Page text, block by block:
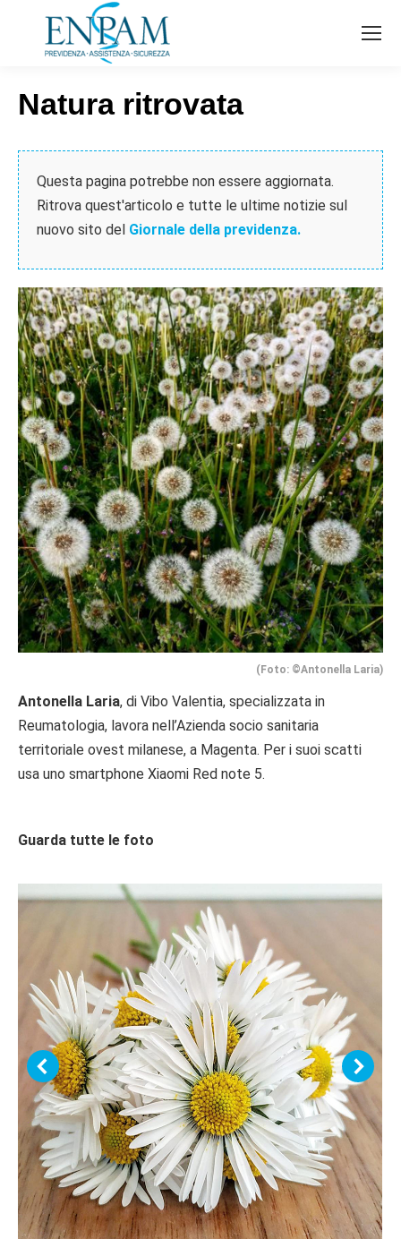
Natura ritrovata
Questa pagina potrebbe non essere aggiornata.
Ritrova quest'articolo e tutte le ultime notizie sul
nuovo sito del Giornale della previdenza.
(Foto: ©Antonella Laria)
Antonella Laria, di Vibo Valentia, specializzata in
Reumatologia, lavora nell’Azienda socio sanitaria
territoriale ovest milanese, a Magenta. Per i suoi scatti
usa uno smartphone Xiaomi Red note 5.
Guarda tutte le foto